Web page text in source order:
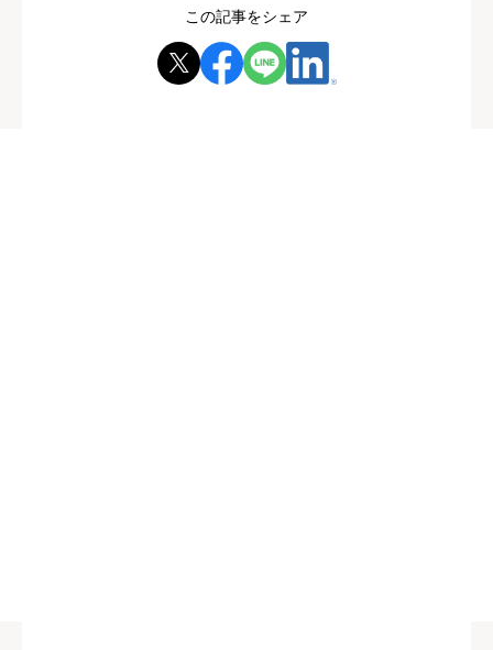
この記事をシェア